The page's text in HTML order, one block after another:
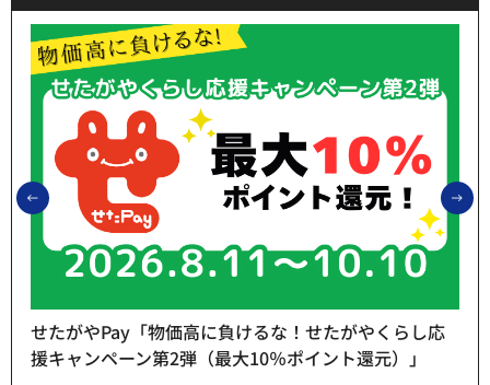
前のスライドを表示
せたがやPay「物価高に負けるな！せたがやくらし応
援キャンペーン第2弾（最大10％ポイント還元）」